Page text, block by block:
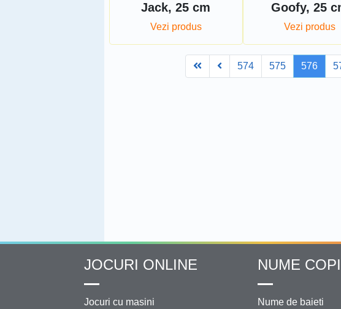
Jack, 25 cm
Vezi produs
Goofy, 25
Vezi produs
FirstPrev574 575 576
JOCURI ONLINE
Jocuri cu masini
NUME
Nume de baieti